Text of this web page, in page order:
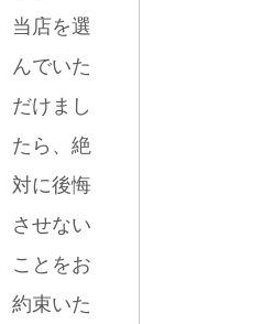
当店を選
んでいた
だけまし
たら、絶
対に後悔
させない
ことをお
約束いた